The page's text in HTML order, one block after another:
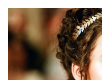
Виталий Кищенко #Борис
#Андрей Миронов # Анна